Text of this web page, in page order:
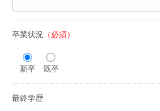
卒業状況 （必須）
新卒 既卒
最終学歴